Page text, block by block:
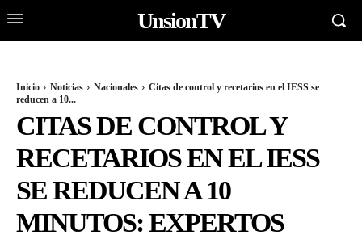
UnsionTV
Inicio Noticias Nacionales
Citas de control y recetarios en el IESS se
reducen a 10...
CITAS DE CONTROL Y
RECETARIOS EN EL IESS
SE REDUCEN A 10
MINUTOS: EXPERTOS